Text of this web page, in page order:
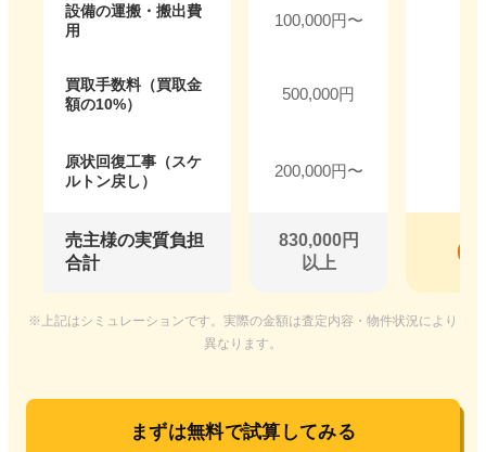
設備の運搬・搬出費
用
100,000円〜
買取手数料（買取金
額の10%）
500,000円
原状回復工事（スケ
ルトン戻し）
200,000円〜
売主様の実質負担
合計
830,000円
以上
0
※上記はシミュレーションです。実際の金額は査定内容・物件状況により
異なります。
まずは無料で試算してみる